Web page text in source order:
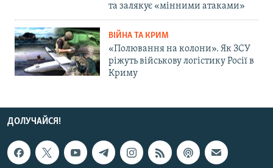
та залякує «мінними атаками»
ВІЙНА ТА КРИМ
«Полювання на колони». Як ЗСУ
ріжуть військову логістику Росії в
Криму
ДОЛУЧАЙСЯ!